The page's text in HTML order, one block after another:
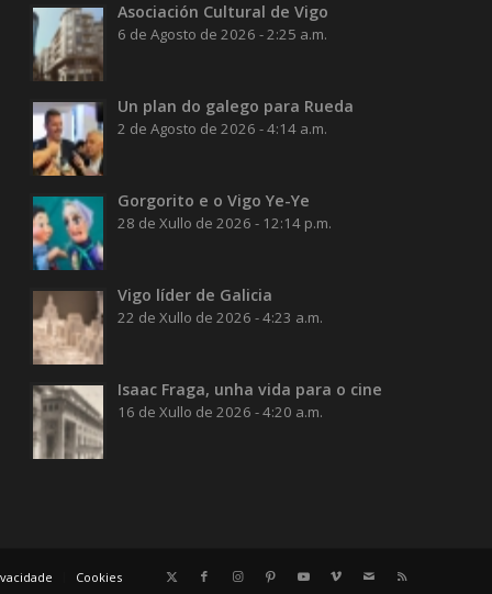
Asociación Cultural de Vigo
6 de Agosto de 2026 - 2:25 a.m.
Un plan do galego para Rueda
2 de Agosto de 2026 - 4:14 a.m.
Gorgorito e o Vigo Ye-Ye
28 de Xullo de 2026 - 12:14 p.m.
Vigo líder de Galicia
22 de Xullo de 2026 - 4:23 a.m.
Isaac Fraga, unha vida para o cine
16 de Xullo de 2026 - 4:20 a.m.
Cookies